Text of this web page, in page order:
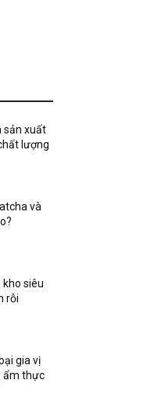
sản xuất
lượng
và
kho siêu
rỗi
gia vị
ẩm thực